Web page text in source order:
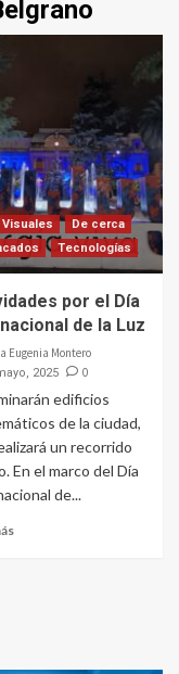
De cerca
Tecnologías
por el Día
de la Luz
Eugenia Montero
2025 0
edificios
de la ciudad,
un recorrido
En el marco del Día
de...